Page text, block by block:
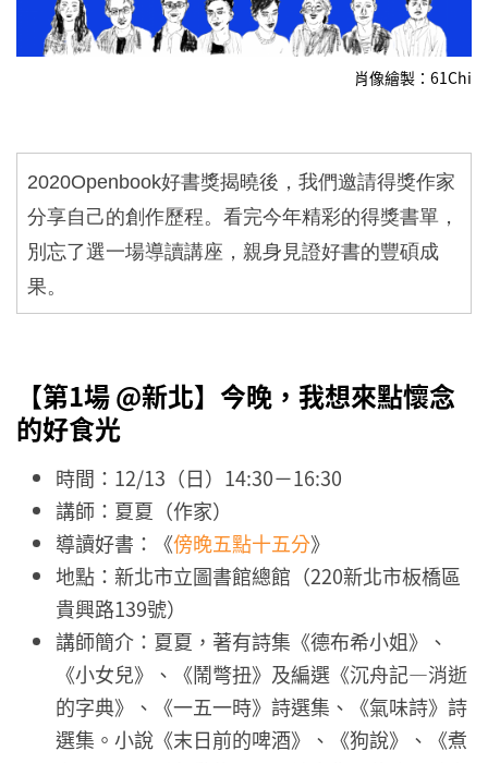
肖像繪製：61Chi
2020Openbook好書獎揭曉後，我們邀請得獎作家
分享自己的創作歷程。看完今年精彩的得獎書單，
別忘了選一場導讀講座，親身見證好書的豐碩成
果。
【第1場 @新北】 今晚，我想來點懷念
的好食光
時間：12/13（日）14:30－16:30
講師：夏夏（作家）
導讀好書：《傍晚五點十五分》
地點：新北市立圖書館總館（220新北市板橋區
貴興路139號）
講師簡介：夏夏，著有詩集《德布希小姐》、
《小女兒》、《鬧彆扭》及編選《沉舟記—消逝
的字典》、《一五一時》詩選集、《氣味詩》詩
選集。小說《末日前的啤酒》、《狗說》、《煮